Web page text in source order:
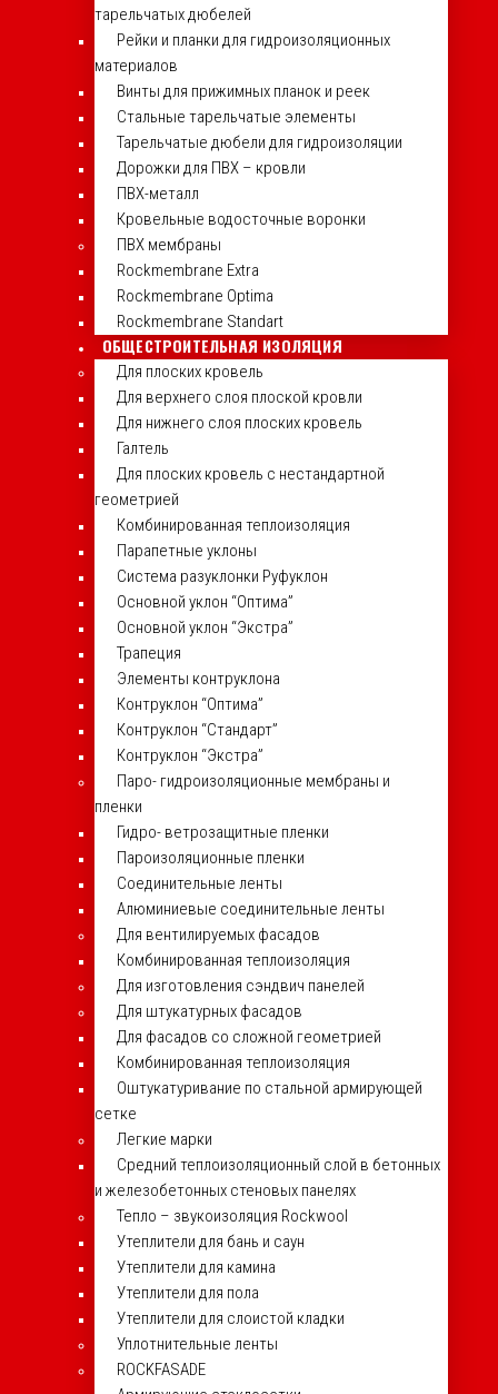
тарельчатых дюбелей
Рейки и планки для гидроизоляционных
материалов
Винты для прижимных планок и реек
Стальные тарельчатые элементы
Тарельчатые дюбели для гидроизоляции
Дорожки для ПВХ – кровли
ПВХ-металл
Кровельные водосточные воронки
ПВХ мембраны
Rockmembrane Extra
Rockmembrane Optima
Rockmembrane Standart
ОБЩЕСТРОИТЕЛЬНАЯ ИЗОЛЯЦИЯ
Для плоских кровель
Для верхнего слоя плоской кровли
Для нижнего слоя плоских кровель
Галтель
Для плоских кровель с нестандартной
геометрией
Комбинированная теплоизоляция
Парапетные уклоны
Система разуклонки Руфуклон
Основной уклон “Оптима”
Основной уклон “Экстра”
Трапеция
Элементы контруклона
Контруклон “Оптима”
Контруклон “Стандарт”
Контруклон “Экстра”
Паро- гидроизоляционные мембраны и
пленки
Гидро- ветрозащитные пленки
Пароизоляционные пленки
Соединительные ленты
Алюминиевые соединительные ленты
Для вентилируемых фасадов
Комбинированная теплоизоляция
Для изготовления сэндвич панелей
Для штукатурных фасадов
Для фасадов со сложной геометрией
Комбинированная теплоизоляция
Оштукатуривание по стальной армирующей
сетке
Легкие марки
Средний теплоизоляционный слой в бетонных
и железобетонных стеновых панелях
Тепло – звукоизоляция Rockwool
Утеплители для бань и саун
Утеплители для камина
Утеплители для пола
Утеплители для слоистой кладки
Уплотнительные ленты
ROCKFASADE